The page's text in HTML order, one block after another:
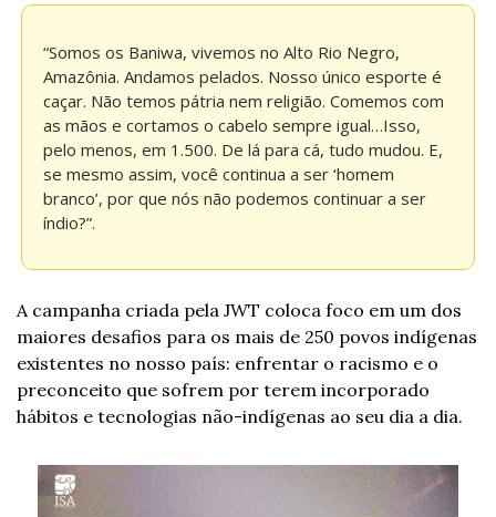
“Somos os Baniwa, vivemos no Alto Rio Negro,
Amazônia. Andamos pelados. Nosso único esporte é
caçar. Não temos pátria nem religião. Comemos com
as mãos e cortamos o cabelo sempre igual…Isso,
pelo menos, em 1.500. De lá para cá, tudo mudou. E,
se mesmo assim, você continua a ser ‘homem
branco’, por que nós não podemos continuar a ser
índio?”.
A campanha criada pela JWT coloca foco em um dos
maiores desafios para os mais de 250 povos indígenas
existentes no nosso país: enfrentar o racismo e o
preconceito que sofrem por terem incorporado
hábitos e tecnologias não-indígenas ao seu dia a dia.